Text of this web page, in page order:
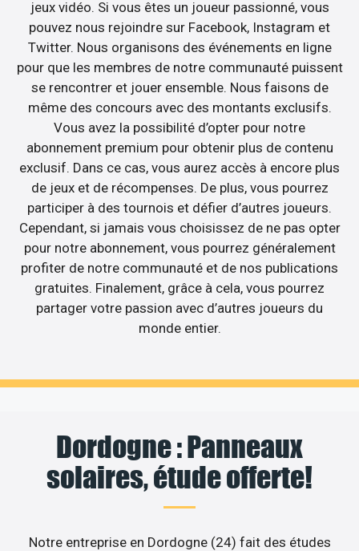
jeux vidéo. Si vous êtes un joueur passionné, vous
pouvez nous rejoindre sur Facebook, Instagram et
Twitter. Nous organisons des événements en ligne
pour que les membres de notre communauté puissent
se rencontrer et jouer ensemble. Nous faisons de
même des concours avec des montants exclusifs.
Vous avez la possibilité d’opter pour notre
abonnement premium pour obtenir plus de contenu
exclusif. Dans ce cas, vous aurez accès à encore plus
de jeux et de récompenses. De plus, vous pourrez
participer à des tournois et défier d’autres joueurs.
Cependant, si jamais vous choisissez de ne pas opter
pour notre abonnement, vous pourrez généralement
profiter de notre communauté et de nos publications
gratuites. Finalement, grâce à cela, vous pourrez
partager votre passion avec d’autres joueurs du
monde entier.
Dordogne : Panneaux
solaires, étude offerte!
Notre entreprise en Dordogne (24) fait des études